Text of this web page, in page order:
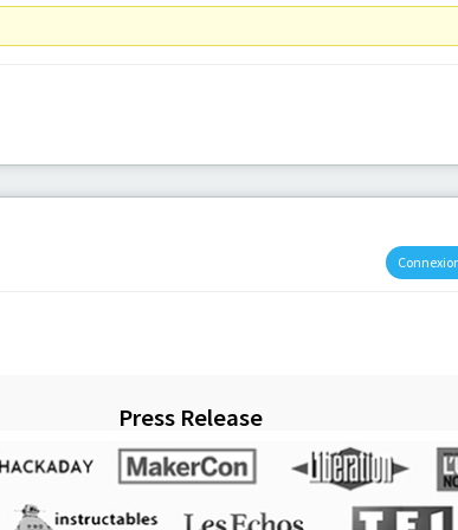
Press Release